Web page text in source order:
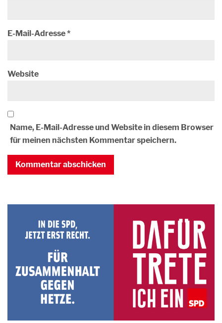
E-Mail-Adresse*
Website
Name, E-Mail-Adresse und Website in diesem Browser
für meinen nächsten Kommentar speichern.